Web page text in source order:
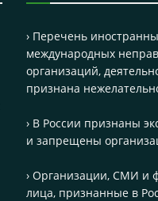
› Перечень
международных
организаций,
признана
› В России признаны
и запрещены
› Организации, СМИ и
лица, признанные в